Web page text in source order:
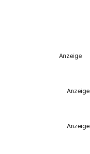
Anzeige
Anzeige
Anzeige